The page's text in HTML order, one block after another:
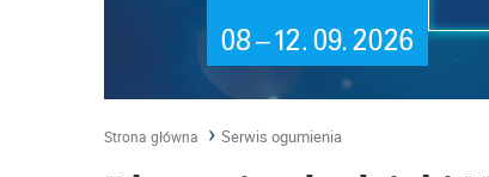
Strona główna Serwis ogumienia